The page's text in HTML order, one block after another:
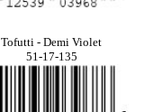
Tofutti - Demi Violet
51-17-135